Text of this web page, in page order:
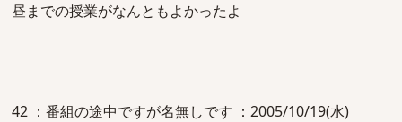
昼までの授業がなんともよかったよ
42 ：番組の途中ですが名無しです ：2005/10/19(水)